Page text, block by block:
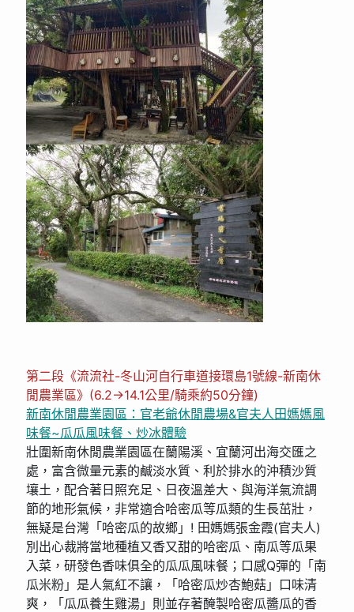
第二段《流流社-冬山河自行車道接環島1號線-新南休
閒農業區》(6.2→14.1公里/騎乘約50分鐘)
新南休閒農業園區：官老爺休閒農場&官夫人田媽媽風
味餐~瓜瓜風味餐、炒冰體驗
壯圍新南休閒農業園區在蘭陽溪、宜蘭河出海交匯之
處，富含微量元素的鹹淡水質、利於排水的沖積沙質
壤土，配合著日照充足、日夜溫差大、與海洋氣流調
節的地形氣候，非常適合哈密瓜等瓜類的生長茁壯，
無疑是台灣「哈密瓜的故鄉」! 田媽媽張金霞(官夫人)
別出心裁將當地種植又香又甜的哈密瓜、南瓜等瓜果
入菜，研發色香味俱全的瓜瓜風味餐；口感Q彈的「南
瓜米粉」是人氣紅不讓，「哈密瓜炒杏鮑菇」口味清
爽，「瓜瓜養生雞湯」則並存著醃製哈密瓜醬瓜的香